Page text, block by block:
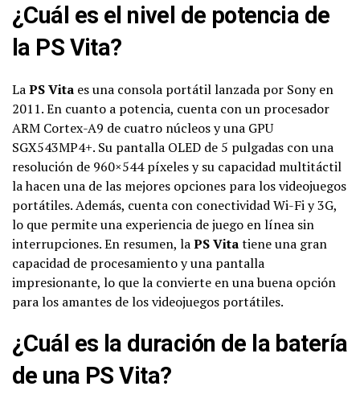
¿Cuál es el nivel de potencia de
la PS Vita?
LaPS Vita es una consola portátil lanzada por Sony en
2011. En cuanto a potencia, cuenta con un procesador
ARM Cortex-A9 de cuatro núcleos y una GPU
SGX543MP4+. Su pantalla OLED de 5 pulgadas con una
resolución de 960×544 píxeles y su capacidad multitáctil
la hacen una de las mejores opciones para los videojuegos
portátiles. Además, cuenta con conectividad Wi-Fi y 3G,
lo que permite una experiencia de juego en línea sin
interrupciones. En resumen, laPS Vitatiene una gran
capacidad de procesamiento y una pantalla
impresionante, lo que la convierte en una buena opción
para los amantes de los videojuegos portátiles.
¿Cuál es la duración de la batería
de una PS Vita?